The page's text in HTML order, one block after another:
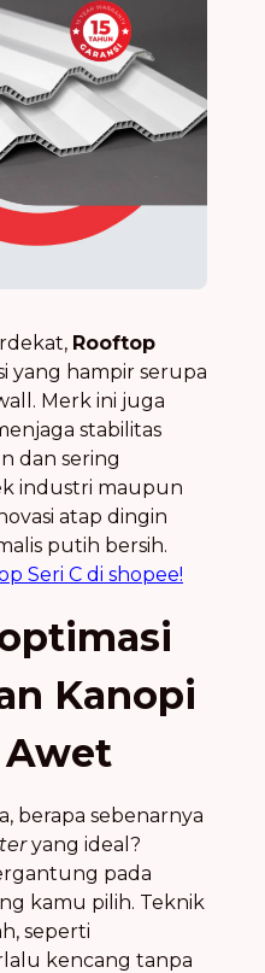
Rooftop
yang hampir serupa
Merk ini juga
stabilitas
dan sering
industri maupun
atap dingin
putih bersih.
Seri C di shopee!
Kanopi
Awet
berapa sebenarnya
yang ideal?
pada
kamu pilih. Teknik
seperti
kencang tanpa